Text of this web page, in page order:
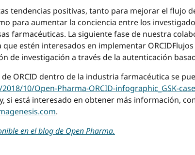
tendencias positivas, tanto para mejorar el flujo
para aumentar la conciencia entre los
farmacéuticas. La siguiente fase de nuestra
estén interesados ​​en implementar
de investigación a través de la autenticación
ORCID dentro de la industria farmacéutica se
10/Open-Pharma-ORCID-infographic_GSK-
si está interesado en obtener más información,
.
en el blog de Open Pharma.